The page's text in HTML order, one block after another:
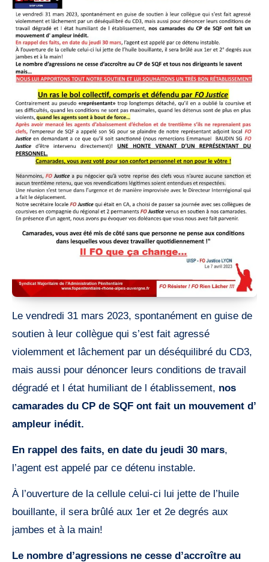
Le vendredi 31 mars 2023, spontanément en guise de
soutien à leur collègue qui s’est fait agressé
violemment et lâchement par un déséquilibré du CD3,
mais aussi pour dénoncer leurs conditions de travail
dégradé et l état humiliant de l établissement, nos
camarades du CP de SQF ont fait un mouvement d’
ampleur inédit.
En rappel des faits, en date du jeudi 30 mars,
l’agent est appelé par ce détenu instable.
À l’ouverture de la cellule celui-ci lui jette de l’huile
bouillante, il sera brûlé aux 1er et 2e degrés aux
jambes et à la main!
Le nombre d’agressions ne cesse d’accroître au